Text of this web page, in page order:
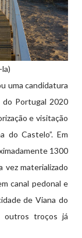
uma candidatura
do Portugal 2020
e visitação
do Castelo”. Em
1300
vez materializado
canal pedonal e
de Viana do
outros troços já